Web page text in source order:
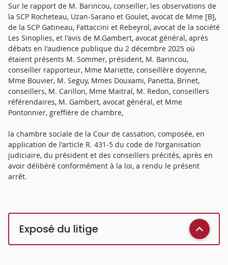
Sur le rapport de M. Barincou, conseiller, les observations de
la SCP Rocheteau, Uzan-Sarano et Goulet, avocat de Mme [B],
de la SCP Gatineau, Fattaccini et Rebeyrol, avocat de la société
Les Sinoplies, et l'avis de M.Gambert, avocat général, après
débats en l'audience publique du 2 décembre 2025 où
étaient présents M. Sommer, président, M. Barincou,
conseiller rapporteur, Mme Mariette, conseillère doyenne,
Mme Bouvier, M. Seguy, Mmes Douxami, Panetta, Brinet,
conseillers, M. Carillon, Mme Maitral, M. Redon, conseillers
référendaires, M. Gambert, avocat général, et Mme
Pontonnier, greffière de chambre,
la chambre sociale de la Cour de cassation, composée, en
application de l'article R. 431-5 du code de l'organisation
judiciaire, du président et des conseillers précités, après en
avoir délibéré conformément à la loi, a rendu le présent
arrêt.
Exposé du litige